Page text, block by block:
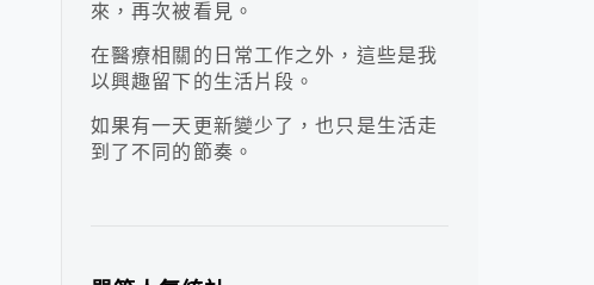
來，再次被看見。
在醫療相關的日常工作之外，這些是我
以興趣留下的生活片段。
如果有一天更新變少了，也只是生活走
到了不同的節奏。